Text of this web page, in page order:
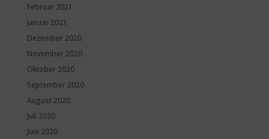
Februar 2021
Januar 2021
Dezember 2020
November 2020
Oktober 2020
September 2020
August 2020
Juli 2020
Juni 2020